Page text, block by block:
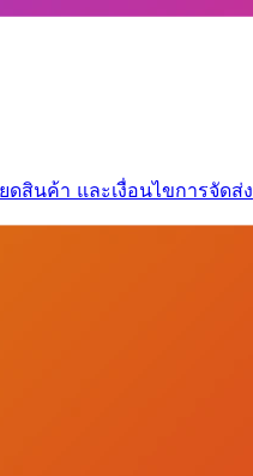
ดสินค้า และเงื่อนไขการจัดส่ง